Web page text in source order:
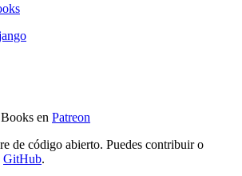
en Patreon
de código abierto. Puedes contribuir o
GitHub.